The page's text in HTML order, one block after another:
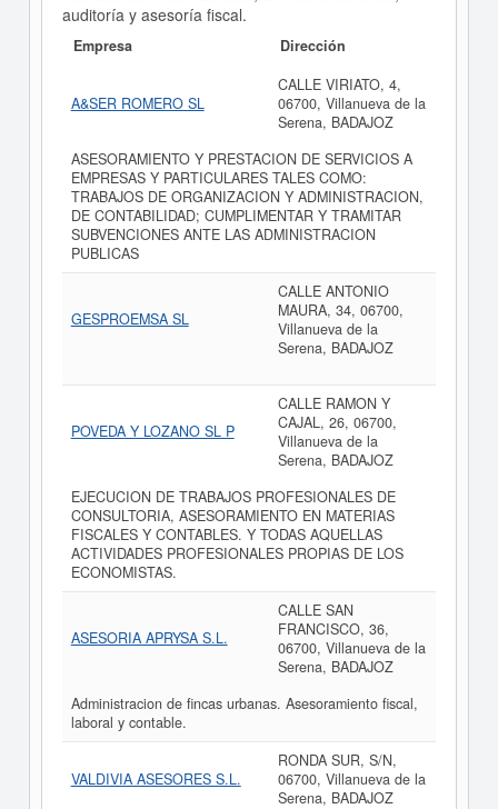
auditoría y asesoría fiscal.
Empresa Dirección
A&SER ROMERO SL
CALLE VIRIATO, 4,
06700, Villanueva de la
Serena, BADAJOZ
ASESORAMIENTO Y PRESTACION DE SERVICIOS A
EMPRESAS Y PARTICULARES TALES COMO:
TRABAJOS DE ORGANIZACION Y ADMINISTRACION,
DE CONTABILIDAD; CUMPLIMENTAR Y TRAMITAR
SUBVENCIONES ANTE LAS ADMINISTRACION
PUBLICAS
GESPROEMSA SL
CALLE ANTONIO
MAURA, 34, 06700,
Villanueva de la
Serena, BADAJOZ
POVEDA Y LOZANO SL P
CALLE RAMON Y
CAJAL, 26, 06700,
Villanueva de la
Serena, BADAJOZ
EJECUCION DE TRABAJOS PROFESIONALES DE
CONSULTORIA, ASESORAMIENTO EN MATERIAS
FISCALES Y CONTABLES. Y TODAS AQUELLAS
ACTIVIDADES PROFESIONALES PROPIAS DE LOS
ECONOMISTAS.
ASESORIA APRYSA S.L.
CALLE SAN
FRANCISCO, 36,
06700, Villanueva de la
Serena, BADAJOZ
Administracion de fincas urbanas. Asesoramiento fiscal,
laboral y contable.
VALDIVIA ASESORES S.L.
RONDA SUR, S/N,
06700, Villanueva de la
Serena, BADAJOZ